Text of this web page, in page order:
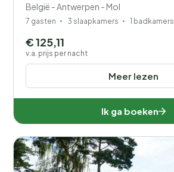
België - Antwerpen - Mol
7 gasten 3 slaapkamers 1 badkamers
Meer lezen
€ 125,11
v.a. prijs per nacht
Ik ga boeken